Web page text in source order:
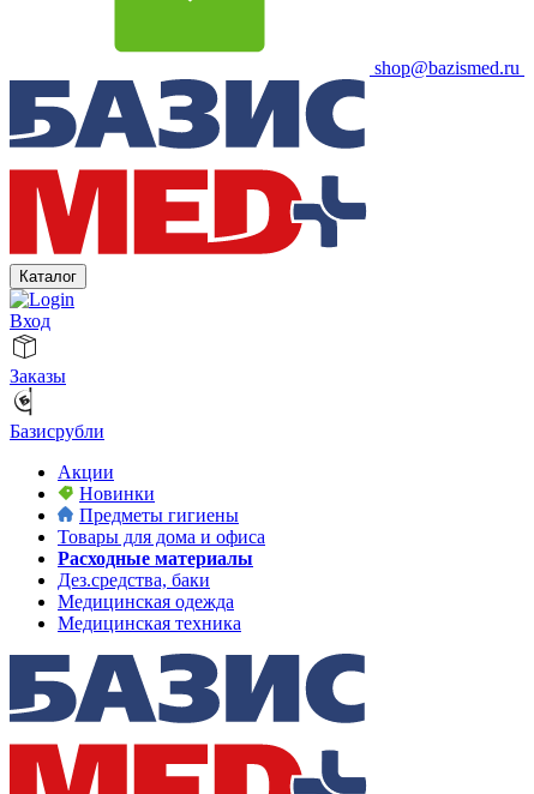
shop@bazismed.ru
Каталог
Вход
Заказы
Базисрубли
Акции
Новинки
Предметы гигиены
Товары для дома и офиса
Расходные материалы
Дез.средства, баки
Медицинская одежда
Медицинская техника